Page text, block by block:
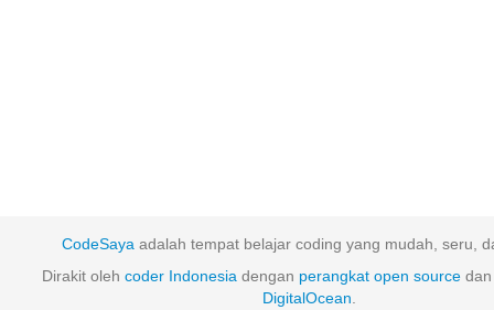
CodeSaya adalah tempat belajar coding yang mudah, seru,
Dirakit oleh coder Indonesia dengan perangkat open source
DigitalOcean